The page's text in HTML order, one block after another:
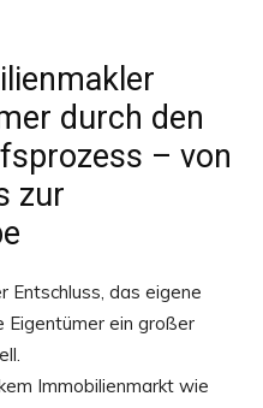
durch den
– von
zur
Entschluss, das eigene
Eigentümer ein großer
Immobilienmarkt wie